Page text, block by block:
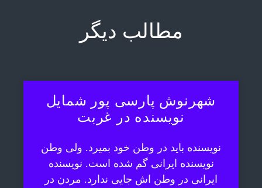
مطالب دیگر
شهرنوش پارسی پور شمایل
نویسنده در غربت
نویسنده باید در وطن خود بمیرد. ولی وطن
نویسنده ایرانی گم شده است. نویسنده
ایرانی در وطن اش جایی ندارد. مردن در